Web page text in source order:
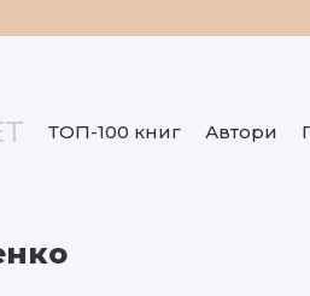
ТОП-100 книг Автори